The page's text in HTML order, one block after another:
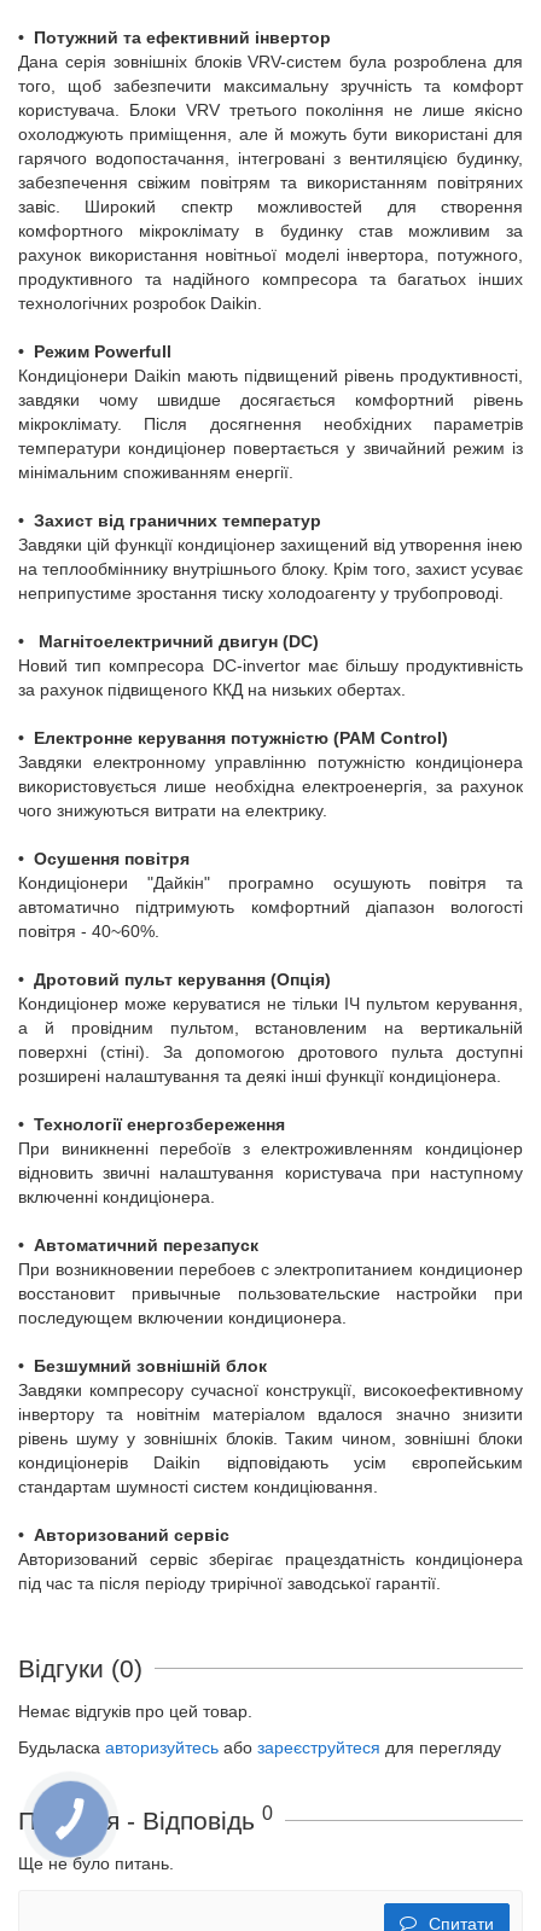
• Потужний та ефективний інвертор
Дана серія зовнішніх блоків VRV-систем була розроблена для
того, щоб забезпечити максимальну зручність та комфорт
користувача. Блоки VRV третього покоління не лише якісно
охолоджують приміщення, але й можуть бути використані для
гарячого водопостачання, інтегровані з вентиляцією будинку,
забезпечення свіжим повітрям та використанням повітряних
завіс. Широкий спектр можливостей для створення
комфортного мікроклімату в будинку став можливим за
рахунок використання новітньої моделі інвертора, потужного,
продуктивного та надійного компресора та багатьох інших
технологічних розробок Daikin.
• Режим Powerfull
Кондиціонери Daikin мають підвищений рівень продуктивності,
завдяки чому швидше досягається комфортний рівень
мікроклімату. Після досягнення необхідних параметрів
температури кондиціонер повертається у звичайний режим із
мінімальним споживанням енергії.
• Захист від граничних температур
Завдяки цій функції кондиціонер захищений від утворення інею
на теплообміннику внутрішнього блоку. Крім того, захист усуває
неприпустиме зростання тиску холодоагенту у трубопроводі.
•
Магнітоелектричний двигун (DC)
Новий тип компресора DC-invertor має більшу продуктивність
за рахунок підвищеного ККД на низьких обертах.
• Електронне керування потужністю (PAM Control)
Завдяки електронному управлінню потужністю кондиціонера
використовується лише необхідна електроенергія, за рахунок
чого знижуються витрати на електрику.
• Осушення повітря
Кондиціонери "Дайкін" програмно осушують повітря та
автоматично підтримують комфортний діапазон вологості
повітря - 40~60%.
• Дротовий пульт керування (Опція)
Кондиціонер може керуватися не тільки ІЧ пультом керування,
а й провідним пультом, встановленим на вертикальній
поверхні (стіні). За допомогою дротового пульта доступні
розширені налаштування та деякі інші функції кондиціонера.
• Технології енергозбереження
При виникненні перебоїв з електроживленням кондиціонер
відновить звичні налаштування користувача при наступному
включенні кондиціонера.
• Автоматичний перезапуск
При возникновении перебоев с электропитанием кондиционер
восстановит привычные пользовательские настройки при
последующем включении кондиционера.
• Безшумний зовнішній блок
Завдяки компресору сучасної конструкції, високоефективному
інвертору та новітнім матеріалом вдалося значно знизити
рівень шуму у зовнішніх блоків. Таким чином, зовнішні блоки
кондиціонерів Daikin відповідають усім європейським
стандартам шумності систем кондиціювання.
• Авторизований сервіс
Авторизований сервіс зберігає працездатність кондиціонера
під час та після періоду трирічної заводської гарантії.
Відгуки (0)
Немає відгуків про цей товар.
Будьласка авторизуйтесь або зареєструйтеся для перегляду
Питання - Відповідь 0
Ще не було питань.
Спитати